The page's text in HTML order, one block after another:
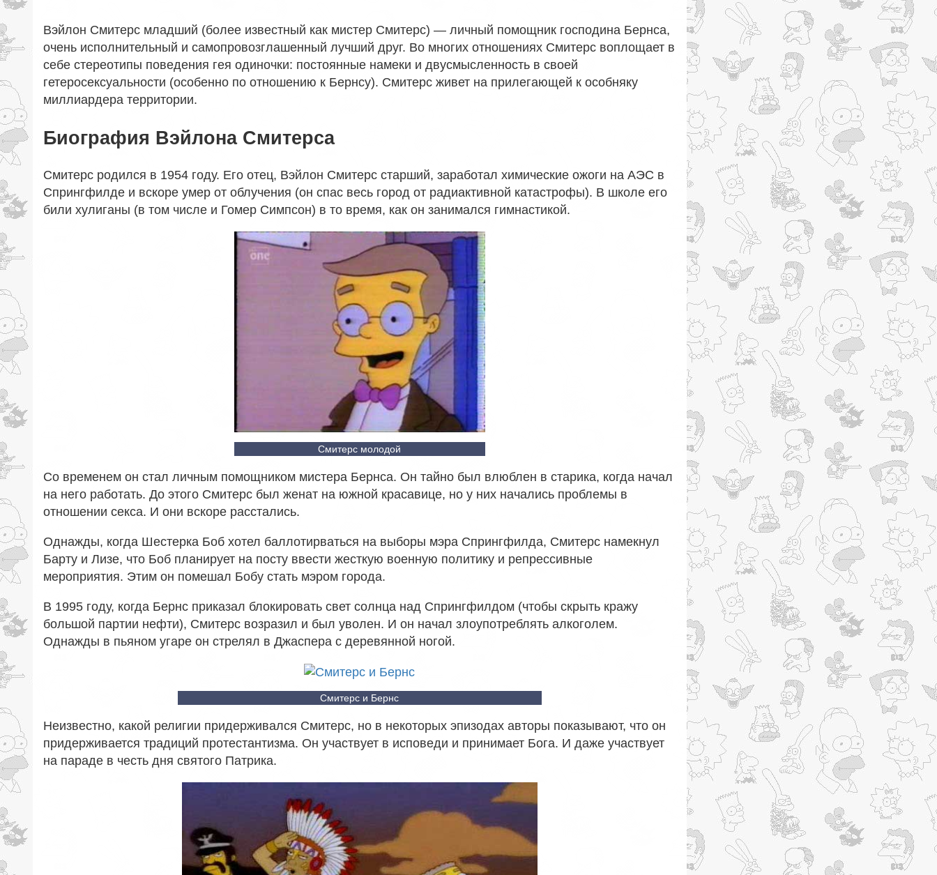
Вэйлон Смитерс младший (более известный как мистер Смитерс) — личный помощник господина Бернса,
очень исполнительный и самопровозглашенный лучший друг. Во многих отношениях Смитерс воплощает в
себе стереотипы поведения гея одиночки: постоянные намеки и двусмысленность в своей
гетеросексуальности (особенно по отношению к Бернсу). Смитерс живет на прилегающей к особняку
миллиардера территории.
Биография Вэйлона Смитерса
Смитерс родился в 1954 году. Его отец, Вэйлон Смитерс старший, заработал химические ожоги на АЭС в
Спрингфилде и вскоре умер от облучения (он спас весь город от радиактивной катастрофы). В школе его
били хулиганы (в том числе и Гомер Симпсон) в то время, как он занимался гимнастикой.
Смитерс молодой
Со временем он стал личным помощником мистера Бернса. Он тайно был влюблен в старика, когда начал
на него работать. До этого Смитерс был женат на южной красавице, но у них начались проблемы в
отношении секса. И они вскоре расстались.
Однажды, когда Шестерка Боб хотел баллотирваться на выборы мэра Спрингфилда, Смитерс намекнул
Барту и Лизе, что Боб планирует на посту ввести жесткую военную политику и репрессивные
мероприятия. Этим он помешал Бобу стать мэром города.
В 1995 году, когда Бернс приказал блокировать свет солнца над Спрингфилдом (чтобы скрыть кражу
большой партии нефти), Смитерс возразил и был уволен. И он начал злоупотреблять алкоголем.
Однажды в пьяном угаре он стрелял в Джаспера с деревянной ногой.
Смитерс и Бернс
Неизвестно, какой религии придерживался Смитерс, но в некоторых эпизодах авторы показывают, что он
придерживается традиций протестантизма. Он участвует в исповеди и принимает Бога. И даже участвует
на параде в честь дня святого Патрика.